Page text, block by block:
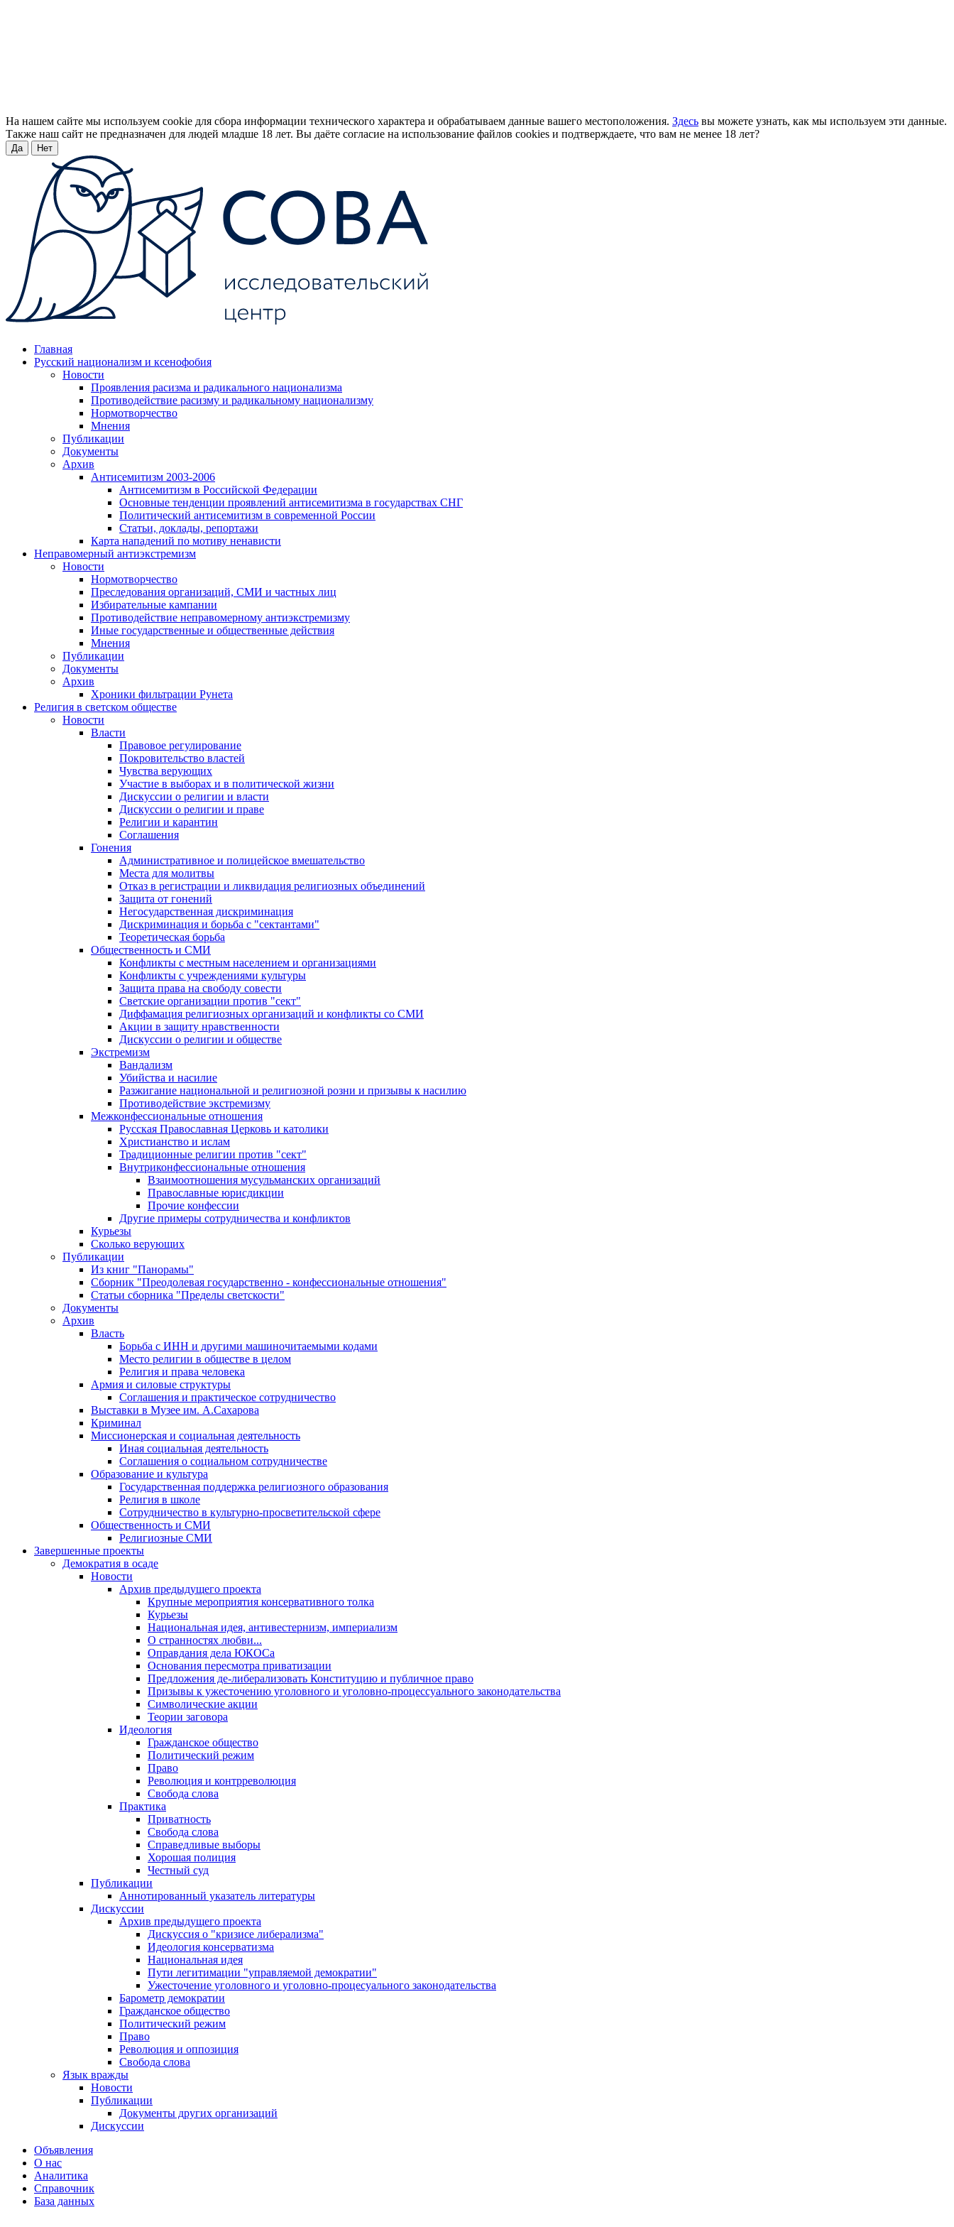
На нашем сайте мы используем cookie для сбора информации технического характера и обрабатываем данные вашего местоположения. Здесь вы можете узнать, как мы используем эти данные.
Также наш сайт не предназначен для людей младше 18 лет. Вы даёте согласие на использование файлов cookies и подтверждаете, что вам не менее 18 лет?
Да Нет
Главная
Русский национализм и ксенофобия
Новости
Проявления расизма и радикального национализма
Противодействие расизму и радикальному национализму
Нормотворчество
Мнения
Публикации
Документы
Архив
Антисемитизм 2003-2006
Антисемитизм в Российской Федерации
Основные тенденции проявлений антисемитизма в государствах СНГ
Политический антисемитизм в современной России
Статьи, доклады, репортажи
Карта нападений по мотиву ненависти
Неправомерный антиэкстремизм
Новости
Нормотворчество
Преследования организаций, СМИ и частных лиц
Избирательные кампании
Противодействие неправомерному антиэкстремизму
Иные государственные и общественные действия
Мнения
Публикации
Документы
Архив
Хроники фильтрации Рунета
Религия в светском обществе
Новости
Власти
Правовое регулирование
Покровительство властей
Чувства верующих
Участие в выборах и в политической жизни
Дискуссии о религии и власти
Дискуссии о религии и праве
Религии и карантин
Соглашения
Гонения
Административное и полицейское вмешательство
Места для молитвы
Отказ в регистрации и ликвидация религиозных объединений
Защита от гонений
Негосударственная дискриминация
Дискриминация и борьба с "сектантами"
Теоретическая борьба
Общественность и СМИ
Конфликты с местным населением и организациями
Конфликты с учреждениями культуры
Защита права на свободу совести
Светские организации против "сект"
Диффамация религиозных организаций и конфликты со СМИ
Акции в защиту нравственности
Дискуссии о религии и обществе
Экстремизм
Вандализм
Убийства и насилие
Разжигание национальной и религиозной розни и призывы к насилию
Противодействие экстремизму
Межконфессиональные отношения
Русская Православная Церковь и католики
Христианство и ислам
Традиционные религии против "сект"
Внутриконфессиональные отношения
Взаимоотношения мусульманских организаций
Православные юрисдикции
Прочие конфессии
Другие примеры сотрудничества и конфликтов
Курьезы
Сколько верующих
Публикации
Из книг "Панорамы"
Сборник "Преодолевая государственно - конфессиональные отношения"
Статьи сборника "Пределы светскости"
Документы
Архив
Власть
Борьба с ИНН и другими машиночитаемыми кодами
Место религии в обществе в целом
Религия и права человека
Армия и силовые структуры
Соглашения и практическое сотрудничество
Выставки в Музее им. А.Сахарова
Криминал
Миссионерская и социальная деятельность
Иная социальная деятельность
Соглашения о социальном сотрудничестве
Образование и культура
Государственная поддержка религиозного образования
Религия в школе
Сотрудничество в культурно-просветительской сфере
Общественность и СМИ
Религиозные СМИ
Завершенные проекты
Демократия в осаде
Новости
Архив предыдущего проекта
Крупные мероприятия консервативного толка
Курьезы
Национальная идея, антивестернизм, империализм
О странностях любви...
Оправдания дела ЮКОСа
Основания пересмотра приватизации
Предложения де-либерализовать Конституцию и публичное право
Призывы к ужесточению уголовного и уголовно-процессуального законодательства
Символические акции
Теории заговора
Идеология
Гражданское общество
Политический режим
Право
Революция и контрреволюция
Свобода слова
Практика
Приватность
Свобода слова
Справедливые выборы
Хорошая полиция
Честный суд
Публикации
Аннотированный указатель литературы
Дискуссии
Архив предыдущего проекта
Дискуссия о "кризисе либерализма"
Идеология консерватизма
Национальная идея
Пути легитимации "управляемой демократии"
Ужесточение уголовного и уголовно-процесуального законодательства
Барометр демократии
Гражданское общество
Политический режим
Право
Революция и оппозиция
Свобода слова
Язык вражды
Новости
Публикации
Документы других организаций
Дискуссии
Объявления
О нас
Аналитика
Справочник
База данных